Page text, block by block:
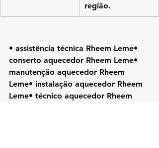
região.
• assistência técnica Rheem Leme•
conserto aquecedor Rheem Leme•
manutenção aquecedor Rheem
Leme• instalação aquecedor Rheem
Leme• técnico aquecedor Rheem